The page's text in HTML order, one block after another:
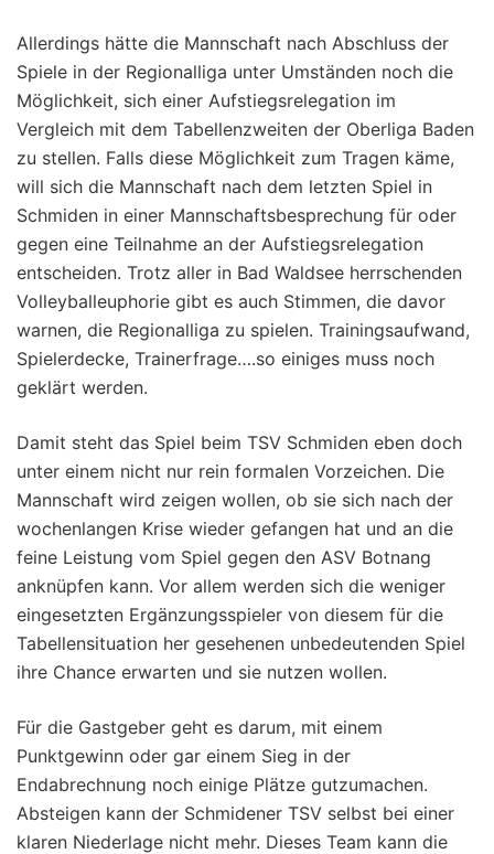
Allerdings hätte die Mannschaft nach Abschluss der
Spiele in der Regionalliga unter Umständen noch die
Möglichkeit, sich einer Aufstiegsrelegation im
Vergleich mit dem Tabellenzweiten der Oberliga Baden
zu stellen. Falls diese Möglichkeit zum Tragen käme,
will sich die Mannschaft nach dem letzten Spiel in
Schmiden in einer Mannschaftsbesprechung für oder
gegen eine Teilnahme an der Aufstiegsrelegation
entscheiden. Trotz aller in Bad Waldsee herrschenden
Volleyballeuphorie gibt es auch Stimmen, die davor
warnen, die Regionalliga zu spielen. Trainingsaufwand,
Spielerdecke, Trainerfrage….so einiges muss noch
geklärt werden.
Damit steht das Spiel beim TSV Schmiden eben doch
unter einem nicht nur rein formalen Vorzeichen. Die
Mannschaft wird zeigen wollen, ob sie sich nach der
wochenlangen Krise wieder gefangen hat und an die
feine Leistung vom Spiel gegen den ASV Botnang
anknüpfen kann. Vor allem werden sich die weniger
eingesetzten Ergänzungsspieler von diesem für die
Tabellensituation her gesehenen unbedeutenden Spiel
ihre Chance erwarten und sie nutzen wollen.
Für die Gastgeber geht es darum, mit einem
Punktgewinn oder gar einem Sieg in der
Endabrechnung noch einige Plätze gutzumachen.
Absteigen kann der Schmidener TSV selbst bei einer
klaren Niederlage nicht mehr. Dieses Team kann die